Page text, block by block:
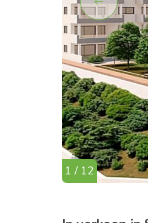
1 / 12